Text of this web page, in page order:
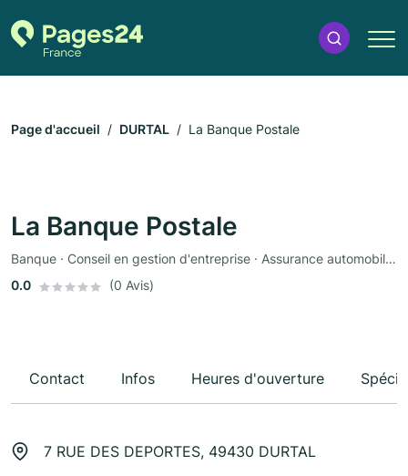
Page d'accueil DURTAL La Banque Postale
La Banque Postale
Banque · Conseil en gestion d'entreprise · Assurance automobile · Assurance
0.0
(0 Avis)
Contact Infos Heures d'ouverture
7 RUE DES DEPORTES, 49430 DURTAL